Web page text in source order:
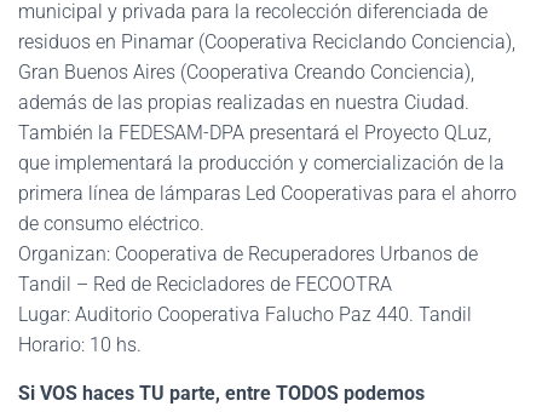
municipal y privada para la recolección diferenciada de
residuos en Pinamar (Cooperativa Reciclando Conciencia),
Gran Buenos Aires (Cooperativa Creando Conciencia),
además de las propias realizadas en nuestra Ciudad.
También la FEDESAM-DPA presentará el Proyecto QLuz,
que implementará la producción y comercialización de la
primera línea de lámparas Led Cooperativas para el ahorro
de consumo eléctrico.
Organizan: Cooperativa de Recuperadores Urbanos de
Tandil – Red de Recicladores de FECOOTRA
Lugar: Auditorio Cooperativa Falucho Paz 440. Tandil
Horario: 10 hs.
Si VOS haces TU parte, entre TODOS podemos